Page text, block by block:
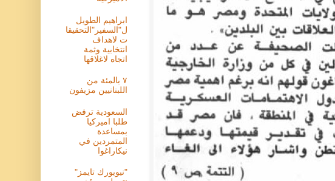
ابراهيم الطويل
ل"السفير"التحقيقا
ت لاهداف
انتخابية وثمة
اتجاه لاغلاقها
٧ بالمئة من
اللبنانيين مزيفون
السعودية ترفض
طلبا اميركيا
بمساعدة
المتمردين في
نيكاراغوا
"نيويورك تايمز"